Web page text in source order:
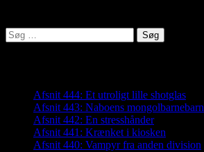
Søg
efter:
Afsnit 444: Et utroligt lille shotglas
Afsnit 443: Naboens mongolbarnebarn
Afsnit 442: En stresshånder
Afsnit 441: Krænket i kiosken
Afsnit 440: Vampyr fra anden division